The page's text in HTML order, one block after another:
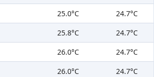
25.0°C
24.7°C
25.8°C
24.7°C
26.0°C
24.7°C
26.0°C
24.7°C